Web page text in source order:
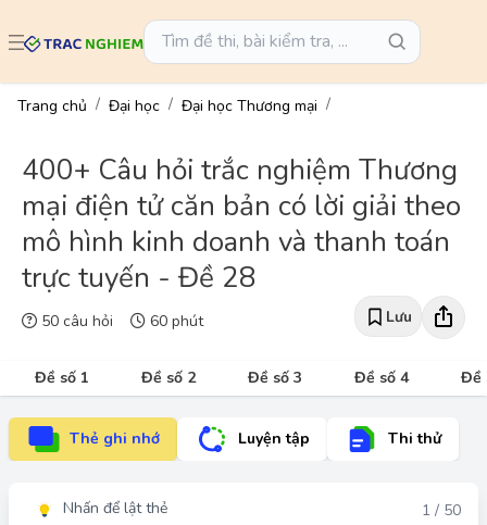
Trang chủ Đại học Đại học Thương mại
400+ Câu hỏi trắc nghiệm Thương
mại điện tử căn bản có lời giải theo
mô hình kinh doanh và thanh toán
trực tuyến - Đề 28
50 câu hỏi 60 phút Lưu
Đề số 1 Đề số 2 Đề số 3 Đề số 4 Đề
Thẻ ghi nhớ Luyện tập Thi thử
Nhấn để lật thẻ 1 / 50